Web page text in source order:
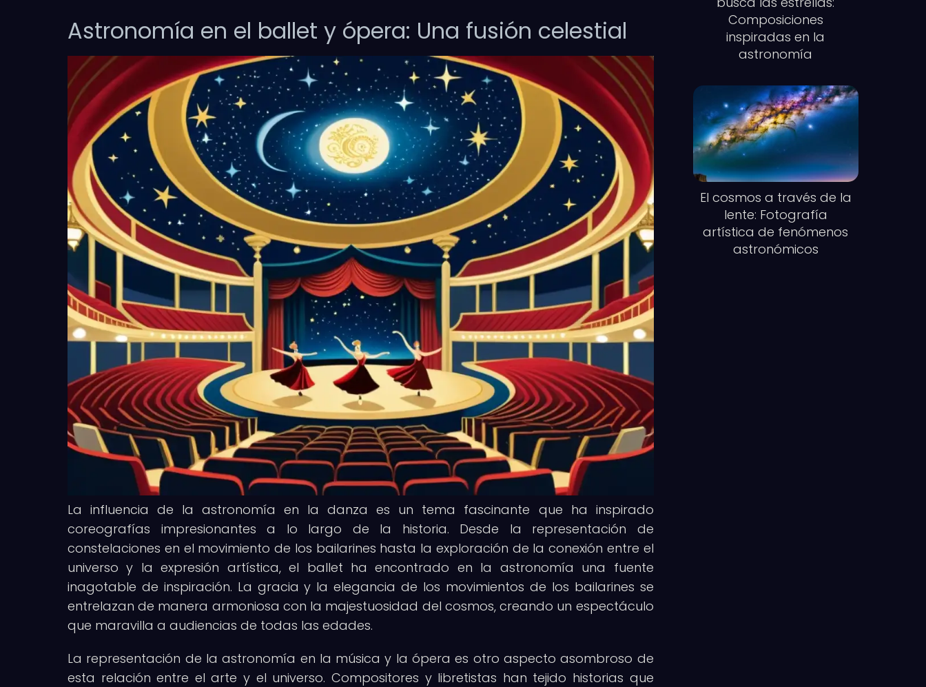
Astronomía en el ballet y ópera: Una fusión celestial
La influencia de la astronomía en la danza es un tema fascinante que ha inspirado
coreografías impresionantes a lo largo de la historia. Desde la representación de
constelaciones en el movimiento de los bailarines hasta la exploración de la conexión entre el
universo y la expresión artística, el ballet ha encontrado en la astronomía una fuente
inagotable de inspiración. La gracia y la elegancia de los movimientos de los bailarines se
entrelazan de manera armoniosa con la majestuosidad del cosmos, creando un espectáculo
que maravilla a audiencias de todas las edades.
La representación de la astronomía en la música y la ópera es otro aspecto asombroso de
esta relación entre el arte y el universo. Compositores y libretistas han tejido historias que
Composiciones
inspiradas en la
astronomía
El cosmos a través de la
lente: Fotografía
artística de fenómenos
astronómicos